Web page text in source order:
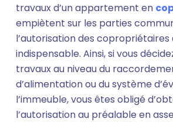
travaux d’un appartement en
empiètent sur les parties
l’autorisation des copropriétaires
indispensable. Ainsi, si vous
travaux au niveau du
d’alimentation ou du système
l’immeuble, vous êtes obligé
l’autorisation au préalable en